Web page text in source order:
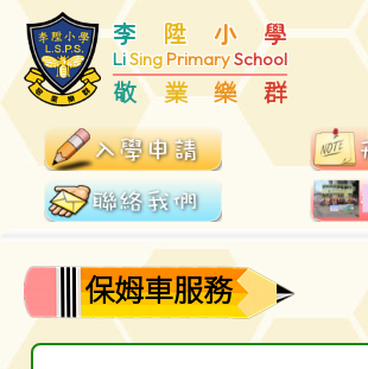
李 陞 小 學
LiSingPrimarySchool
敬 業 樂 群
保姆車服務